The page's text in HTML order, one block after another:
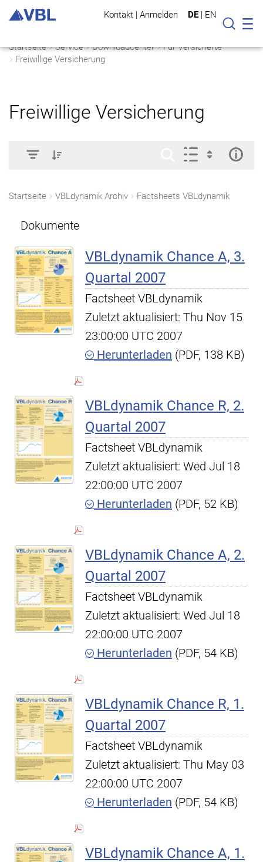
Kontakt | Anmelden DE | EN
Suche
Startseite Service Downloadcenter
Für Versicherte
Freiwillige Versicherung
Freiwillige Versicherung
Startseite VBLdynamik Archiv Factsheets VBLdynamik
Dokumente
VBLdynamik Chance A, 3.
Quartal 2007
Factsheet VBLdynamik
Zuletzt aktualisiert: Thu Nov 15
23:00:00 UTC 2007
Herunterladen (PDF, 138 KB)
VBLdynamik Chance R, 2.
Quartal 2007
Factsheet VBLdynamik
Zuletzt aktualisiert: Wed Jul 18
22:00:00 UTC 2007
Herunterladen (PDF, 52 KB)
VBLdynamik Chance A, 2.
Quartal 2007
Factsheet VBLdynamik
Zuletzt aktualisiert: Wed Jul 18
22:00:00 UTC 2007
Herunterladen (PDF, 54 KB)
VBLdynamik Chance R, 1.
Quartal 2007
Factsheet VBLdynamik
Zuletzt aktualisiert: Thu May 03
22:00:00 UTC 2007
Herunterladen (PDF, 54 KB)
VBLdynamik Chance A, 1.